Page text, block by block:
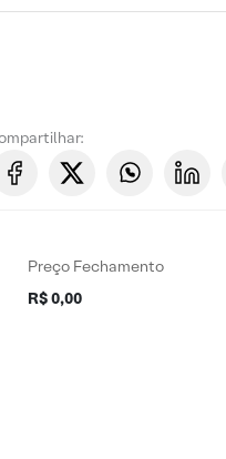
Preço Fechamento
R$ 0,00